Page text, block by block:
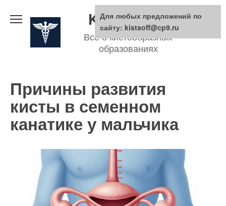
KistaOFF.ru
Все о кистообразных
образованиях
Причины развития
кисты в семенном
канатике у мальчика
Для любых предложений по
сайту: kistaoff@cp9.ru